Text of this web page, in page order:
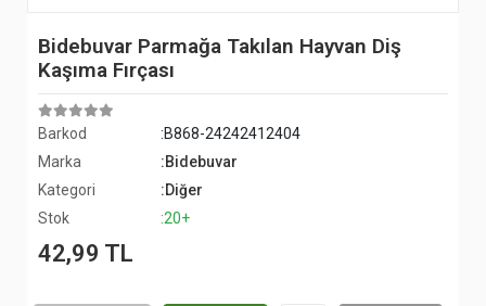
Bidebuvar Parmağa Takılan Hayvan Diş
Kaşıma Fırçası
Barkod
:B868-24242412404
Marka
:Bidebuvar
Kategori
:Diğer
Stok
:20+
42,99 TL